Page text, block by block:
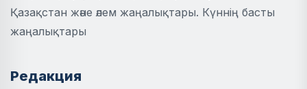
Қазақстан және әлем жаңалықтары. Күннің басты
жаңалықтары
Редакция